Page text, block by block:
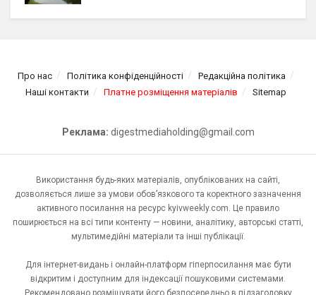
Про нас Політика конфіденційності
Редакційна політика
Наші контакти
Платне розміщення матеріалів Sitemap
Реклама: digestmediaholding@gmail.com
Використання будь-яких матеріалів, опублікованих на сайті,
дозволяється лише за умови обов’язкового та коректного зазначення
активного посилання на ресурс kyivweekly.com. Це правило
поширюється на всі типи контенту — новини, аналітику, авторські статті,
мультимедійні матеріали та інші публікації.
Для інтернет-видань і онлайн-платформ гіперпосилання має бути
відкритим і доступним для індексації пошуковими системами.